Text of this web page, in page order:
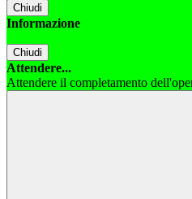
Chiudi
Informazione
Chiudi
Attendere...
Attendere il completamento